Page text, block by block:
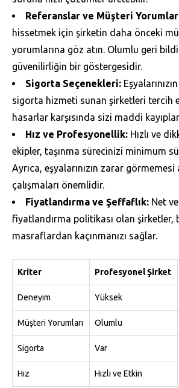
Referanslar ve Müşteri
hissetmek için şirketin daha önceki
yorumlarına göz atın. Olumlu geri
güvenilirliğin bir göstergesidir.
Sigorta Seçenekleri:
sigorta hizmeti sunan şirketleri tercih
hasarlar karşısında sizi maddi
Hız ve Profesyonellik: Hızlı ve
ekipler, taşınma sürecinizi minimum
Ayrıca, eşyalarınızın zarar görmemesi
çalışmaları önemlidir.
Fiyatlandırma ve Şeffaflık: Net
fiyatlandırma politikası olan şirketler,
masraflardan kaçınmanızı sağlar.
Kriter Profesyonel Şirket
Deneyim Yüksek
Müşteri Yorumları Olumlu
Sigorta Var
Hız Hızlı ve Etkin